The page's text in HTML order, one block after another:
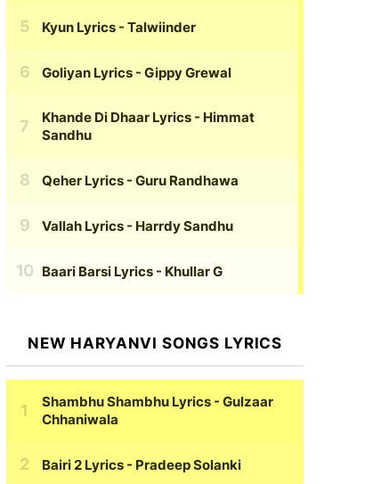
Kyun Lyrics - Talwiinder
Goliyan Lyrics - Gippy Grewal
Khande Di Dhaar Lyrics - Himmat
Sandhu
Qeher Lyrics - Guru Randhawa
Vallah Lyrics - Harrdy Sandhu
Baari Barsi Lyrics - Khullar G
NEW HARYANVI SONGS LYRICS
Shambhu Shambhu Lyrics - Gulzaar
Chhaniwala
Bairi 2 Lyrics - Pradeep Solanki